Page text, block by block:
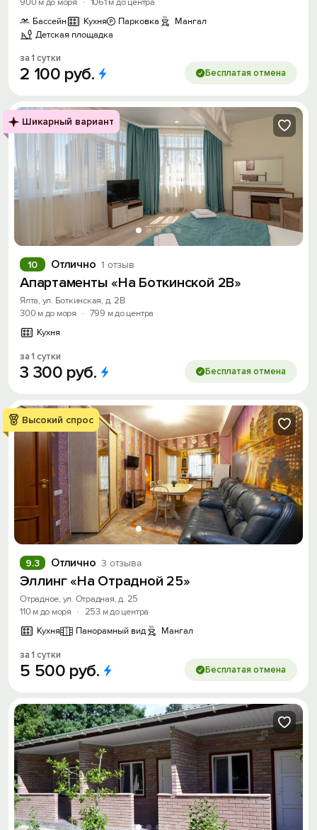
Бассейн
Кухня Парковка
Мангал
Детская площадка
за 1 сутки
2 100 руб. Бесплатая отмена
Шикарный вариант
Отлично 1 отзыв
10
Апартаменты «На Боткинской 2В»
Ялта, ул. Боткинская, д. 2В
300 м до моря
· 799 м до центра
Кухня
за 1 сутки
3 300 руб. Бесплатая отмена
Высокий спрос
Отлично 3 отзыва
9.3
Эллинг «На Отрадной 25»
Отрадное, ул. Отрадная, д. 25
110 м до моря
· 253 м до центра
Кухня
Панорамный вид Мангал
за 1 сутки
5 500 руб. Бесплатая отмена